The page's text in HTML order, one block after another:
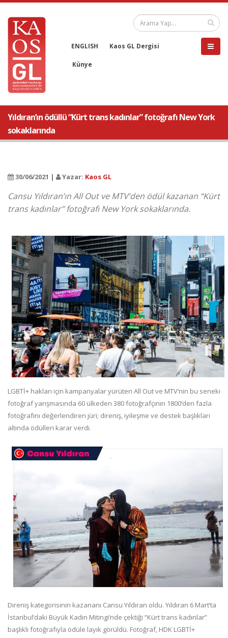
ENGLISH Kaos GL Dergisi
Künye
Yıldıran’ın ödüllü “Kürt trans kadınlar” fotoğrafı New York
sokaklarında
30/06/2021 | Yazar: Kaos GL
Cansu Yıldıran’ın All Out ve MTV’den ödül kazanan “Kürt
trans kadınlar” fotoğrafı New York sokaklarında.
LGBTİ+ hakları için kampanyalar yürüten All Out ve MTV’nin bu seneki
fotoğraf yarışmasında 60 ülkeden 380 fotoğrafçının 1800’den fazla
fotoğrafını değerlendiren jüri; direniş, iyileşme ve destek başlıkları
altında ödülleri karar verdi.
Direniş kategorisinin kazananı Cansu Yıldıran oldu. Yıldıran 6 Mart’ta
İstanbul’daki Büyük Kadın Mitingi’nde çektiği “Kürt trans kadınlar”
başlıklı fotoğrafıyla ödüle layık görüldü. Fotoğraf, HDK LGBTİ+